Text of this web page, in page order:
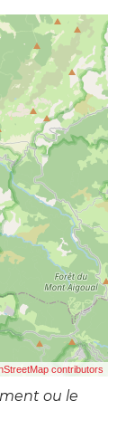
contributors
ou le